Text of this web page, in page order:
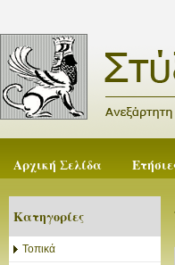
Αρχική Σελίδα
Κατηγορίες
Τοπικά